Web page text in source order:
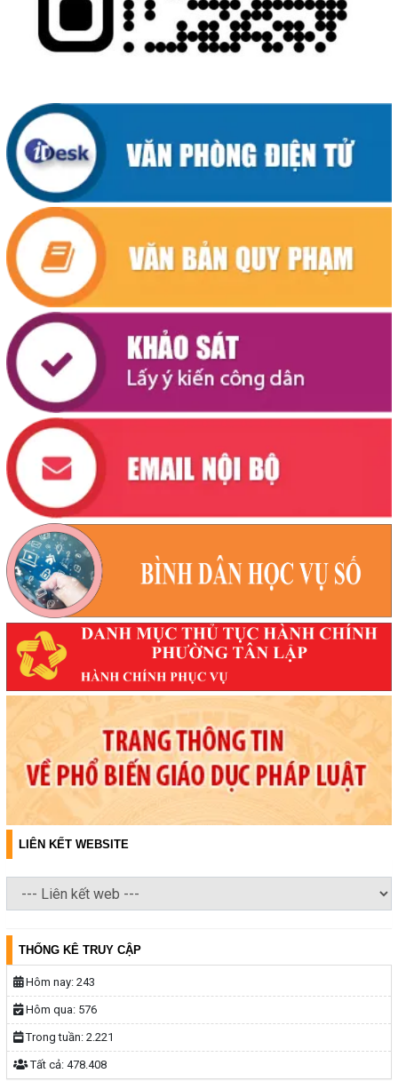
LIÊN KẾT WEBSITE
THỐNG KÊ TRUY CẬP
Hôm nay: 243
Hôm qua: 576
Trong tuần: 2.221
Tất cả: 478.408